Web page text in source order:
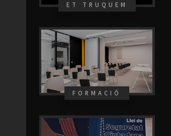
ET TRUQUEM
FORMACIÓ